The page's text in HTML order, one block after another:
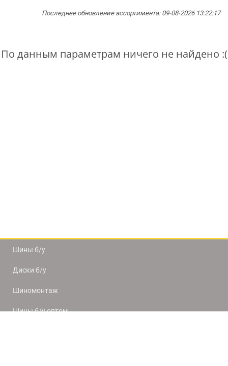
Последнее обновление ассортимента: 09-08-2026 13:22:17
По данным параметрам ничего не найдено :(
Шины б/у
Диски б/у
Шиномонтаж
Шины б/у оптом